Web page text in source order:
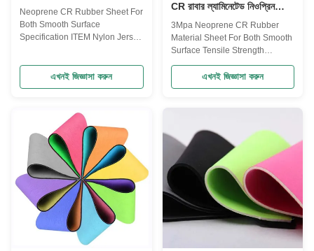
Neoprene CR Rubber Sheet For
Both Smooth Surface
Specification ITEM Nylon Jersey
120gm/yard 120gm/yard
145gm/yard Feature -good
various colors with good color
fastness -application diving suit,
surfing suit, fishing suit,
protective, accessory, bag,
can/bottle color -easy to wash &
quick drying -various colors with
good color fastness -application
apparel, footwear, bags, fishing
waders and lining
এখনই জিজ্ঞাসা করুন
CR রাবার ল্যামিনেটেড নিওপ্রিন
ফ্যাব্রিক শীট, শক্ত রাবার, সিলিং
উপাদান, জলরোধী এবং শিখা
প্রতিরোধক
3Mpa Neoprene CR Rubber
Material Sheet For Both Smooth
Surface Tensile Strength
Specifications Surface Both
surface is smooth or as
customer’s requirements Color
requirement Tensile Strength
3Mpa~10Mpa Elongation
200%~350% Temperature -50℃
to 200 ℃ Hardness 65±5 Shore
A or as required Density
1.3~1.8g/cm3 Application Used
for gaskets, seals, washers etc
Application Wetsuit, Drysuit,
এখনই জিজ্ঞাসা করুন